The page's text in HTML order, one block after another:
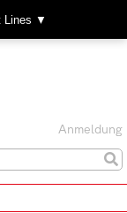
Lines ▼
Anmeldung